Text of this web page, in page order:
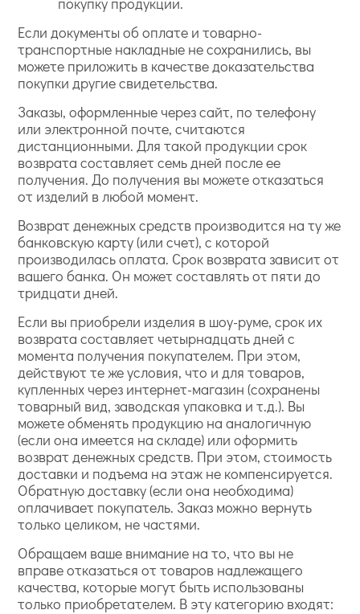
Если документы об оплате и товарно-
транспортные накладные не сохранились, вы
можете приложить в качестве доказательства
покупки другие свидетельства.
Заказы, оформленные через сайт, по телефону
или электронной почте, считаются
дистанционными. Для такой продукции срок
возврата составляет семь дней после ее
получения. До получения вы можете отказаться
от изделий в любой момент.
Возврат денежных средств производится на ту же
банковскую карту (или счет), с которой
производилась оплата. Срок возврата зависит от
вашего банка. Он может составлять от пяти до
тридцати дней.
Если вы приобрели изделия в шоу-руме, срок их
возврата составляет четырнадцать дней с
момента получения покупателем. При этом,
действуют те же условия, что и для товаров,
купленных через интернет-магазин (сохранены
товарный вид, заводская упаковка и т.д.). Вы
можете обменять продукцию на аналогичную
(если она имеется на складе) или оформить
возврат денежных средств. При этом, стоимость
доставки и подъема на этаж не компенсируется.
Обратную доставку (если она необходима)
оплачивает покупатель. Заказ можно вернуть
только целиком, не частями.
Обращаем ваше внимание на то, что вы не
вправе отказаться от товаров надлежащего
качества, которые могут быть использованы
только приобретателем. В эту категорию входят: